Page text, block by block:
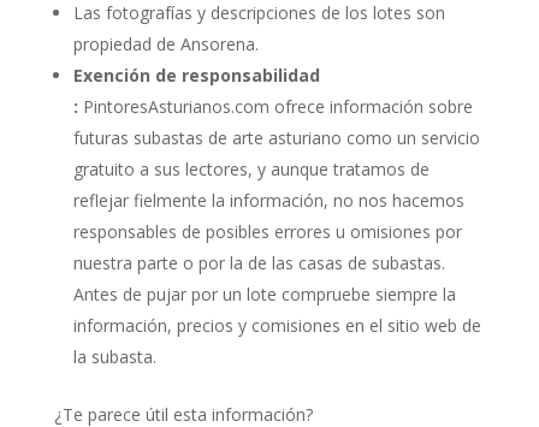
Las fotografías y descripciones de los lotes son
propiedad de Ansorena.
Exención de responsabilidad
: PintoresAsturianos.com ofrece información sobre
futuras subastas de arte asturiano como un servicio
gratuito a sus lectores, y aunque tratamos de
reflejar fielmente la información, no nos hacemos
responsables de posibles errores u omisiones por
nuestra parte o por la de las casas de subastas.
Antes de pujar por un lote compruebe siempre la
información, precios y comisiones en el sitio web de
la subasta.
¿Te parece útil esta información?